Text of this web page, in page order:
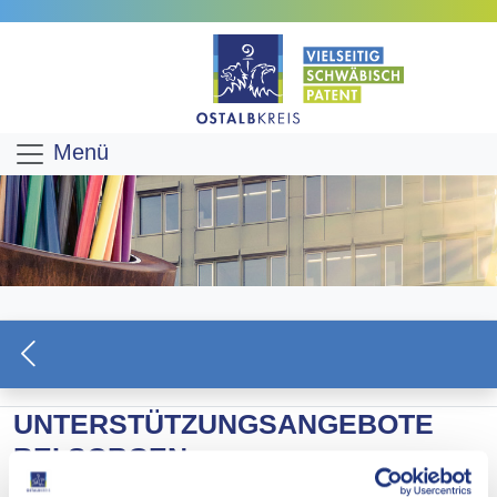
Menü
UNTERSTÜTZUNGSANGEBOTE
BEI SORGEN,
SCHWANGERSCHAFT, GEWALT